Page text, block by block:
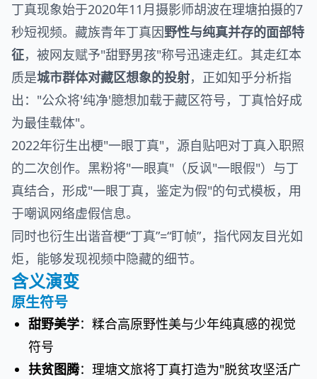
丁真现象始于2020年11月摄影师胡波在理塘拍摄的7
秒短视频。藏族青年丁真因野性与纯真并存的面部特
征，被网友赋予"甜野男孩"称号迅速走红。其走红本
质是城市群体对藏区想象的投射，正如知乎分析指
出："公众将'纯净'臆想加载于藏区符号，丁真恰好成
为最佳载体"。
2022年衍生出梗"一眼丁真"，源自贴吧对丁真入职照
的二次创作。黑粉将"一眼真"（反讽"一眼假"）与丁
真结合，形成"一眼丁真，鉴定为假"的句式模板，用
于嘲讽网络虚假信息。
同时也衍生出谐音梗“丁真”=“盯帧”，指代网友目光如
炬，能够发现视频中隐藏的细节。
含义演变
原生符号
甜野美学：糅合高原野性美与少年纯真感的视觉
符号
扶贫图腾：理塘文旅将丁真打造为"脱贫攻坚活广